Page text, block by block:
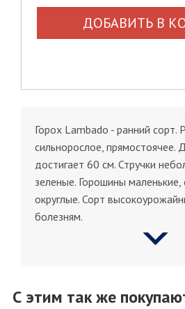
ДОБАВИТЬ В
Горох Lambado - ранний сорт.
сильнорослое, прямостоячее.
достигает 60 см. Стручки
зеленые. Горошины
округлые. Сорт
болезням.
С этим так же